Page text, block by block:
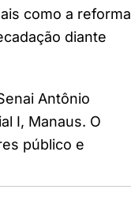
como a reforma
diante
Antônio
I, Manaus. O
público e